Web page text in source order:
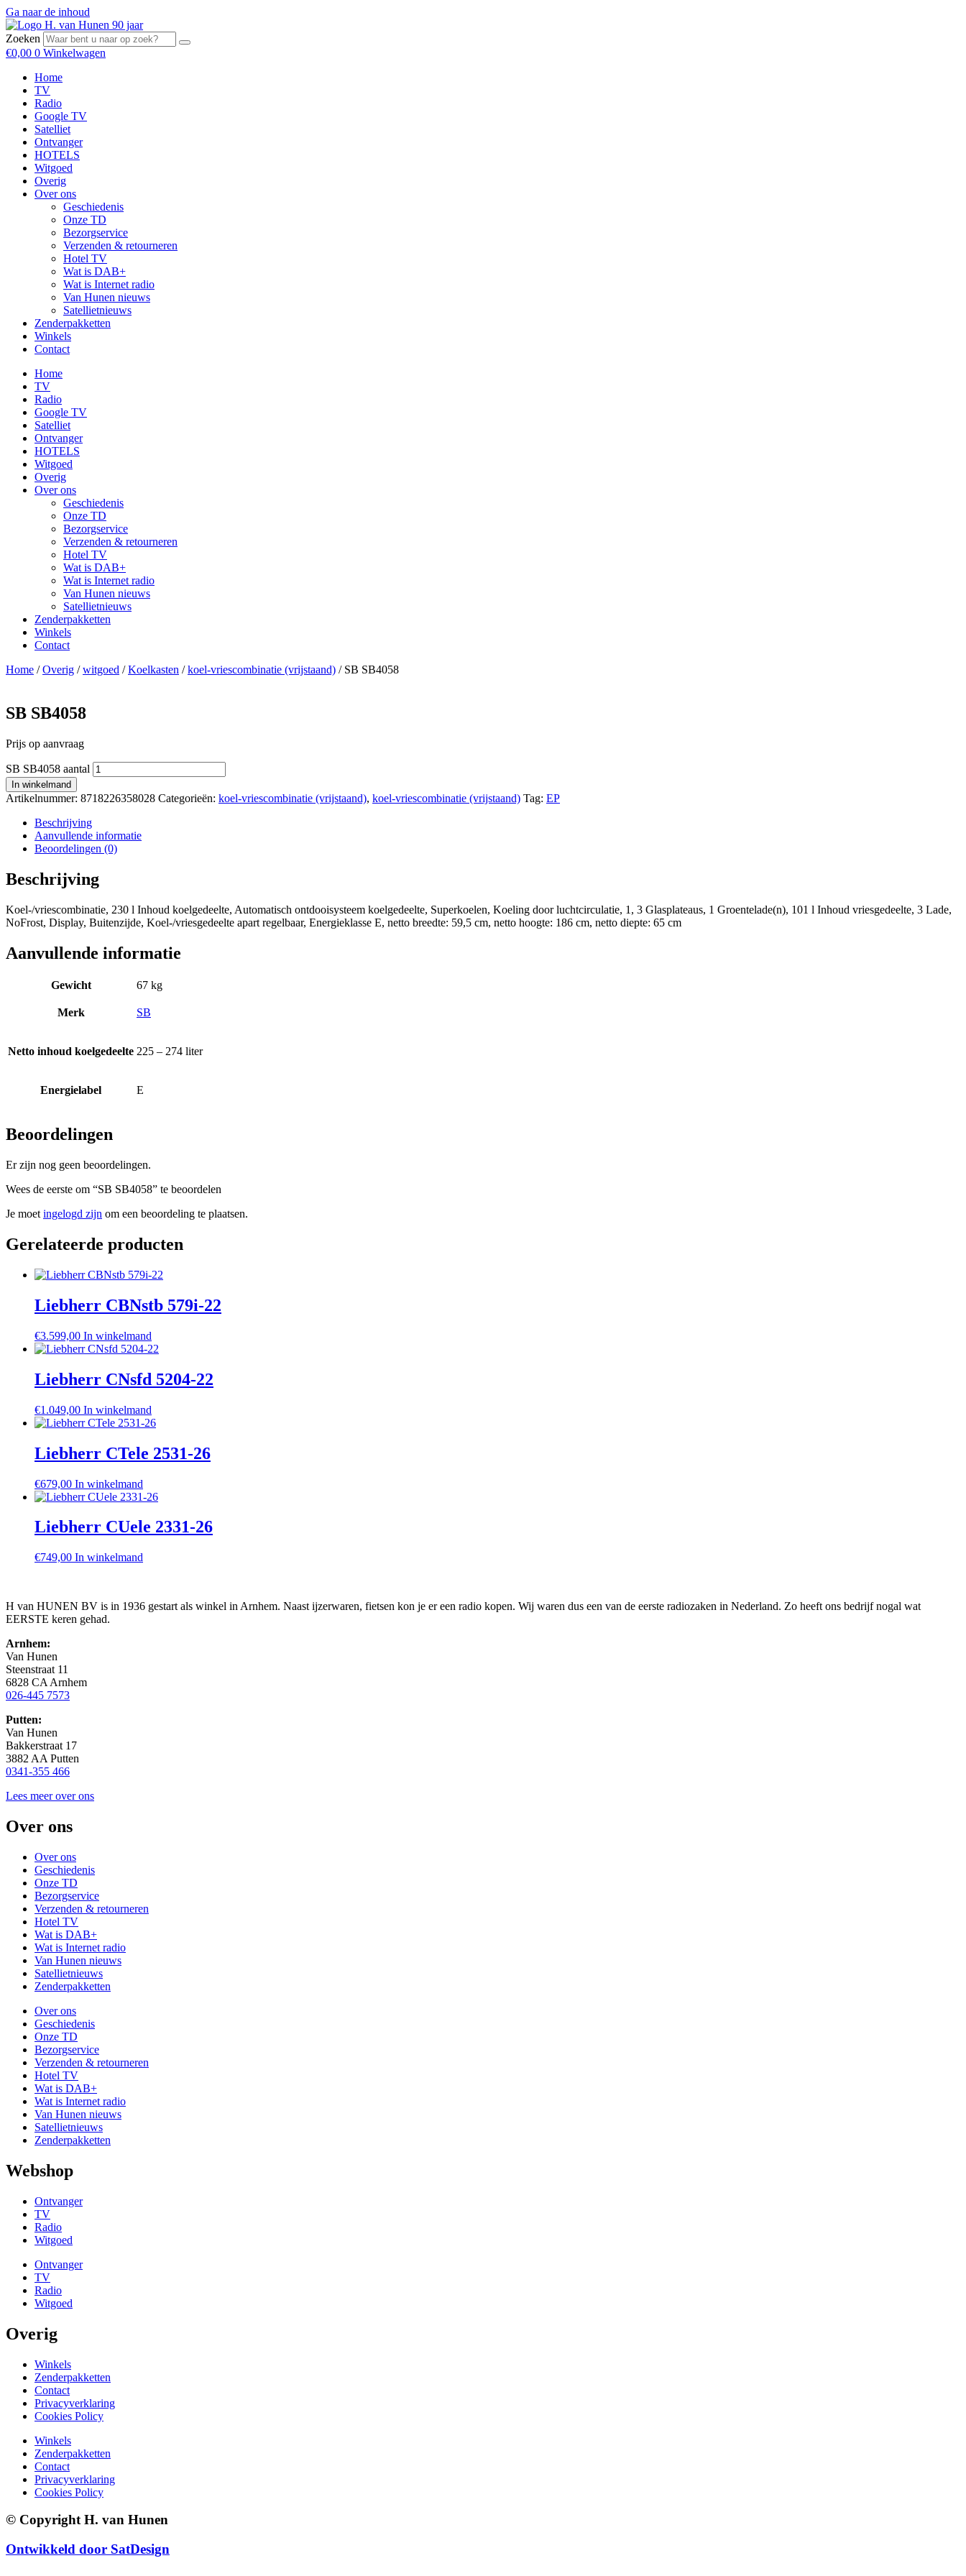
Ga naar de inhoud
Zoeken
€0,00 0 Winkelwagen
Home
TV
Radio
Google TV
Satelliet
Ontvanger
HOTELS
Witgoed
Overig
Over ons
Geschiedenis
Onze TD
Bezorgservice
Verzenden & retourneren
Hotel TV
Wat is DAB+
Wat is Internet radio
Van Hunen nieuws
Satellietnieuws
Zenderpakketten
Winkels
Contact
Home
TV
Radio
Google TV
Satelliet
Ontvanger
HOTELS
Witgoed
Overig
Over ons
Geschiedenis
Onze TD
Bezorgservice
Verzenden & retourneren
Hotel TV
Wat is DAB+
Wat is Internet radio
Van Hunen nieuws
Satellietnieuws
Zenderpakketten
Winkels
Contact
Home /Overig /witgoed /Koelkasten /koel-vriescombinatie (vrijstaand) / SB SB4058
SB SB4058
Prijs op aanvraag
SB SB4058 aantal
In winkelmand
Artikelnummer: 8718226358028 Categorieën: koel-vriescombinatie (vrijstaand), koel-vriescombinatie (vrijstaand) Tag: EP
Beschrijving
Aanvullende informatie
Beoordelingen (0)
Beschrijving
Koel-/vriescombinatie, 230 l Inhoud koelgedeelte, Automatisch ontdooisysteem koelgedeelte, Superkoelen, Koeling door luchtcirculatie, 1, 3 Glasplateaus, 1 Groentelade(n), 101 l Inhoud vriesgedeelte, 3 Lade,
NoFrost, Display, Buitenzijde, Koel-/vriesgedeelte apart regelbaar, Energieklasse E, netto breedte: 59,5 cm, netto hoogte: 186 cm, netto diepte: 65 cm
Aanvullende informatie
Gewicht 67 kg
Merk SB
Netto inhoud koelgedeelte 225 – 274 liter
Energielabel E
Beoordelingen
Er zijn nog geen beoordelingen.
Wees de eerste om “SB SB4058” te beoordelen
Je moet ingelogd zijn om een beoordeling te plaatsen.
Gerelateerde producten
Liebherr CBNstb 579i-22
€3.599,00 In winkelmand
Liebherr CNsfd 5204-22
€1.049,00 In winkelmand
Liebherr CTele 2531-26
€679,00 In winkelmand
Liebherr CUele 2331-26
€749,00 In winkelmand
H van HUNEN BV is in 1936 gestart als winkel in Arnhem. Naast ijzerwaren, fietsen kon je er een radio kopen. Wij waren dus een van de eerste radiozaken in Nederland. Zo heeft ons bedrijf nogal wat
EERSTE keren gehad.
Arnhem:
Van Hunen
Steenstraat 11
6828 CA Arnhem
026-445 7573
Putten:
Van Hunen
Bakkerstraat 17
3882 AA Putten
0341-355 466
Lees meer over ons
Over ons
Over ons
Geschiedenis
Onze TD
Bezorgservice
Verzenden & retourneren
Hotel TV
Wat is DAB+
Wat is Internet radio
Van Hunen nieuws
Satellietnieuws
Zenderpakketten
Over ons
Geschiedenis
Onze TD
Bezorgservice
Verzenden & retourneren
Hotel TV
Wat is DAB+
Wat is Internet radio
Van Hunen nieuws
Satellietnieuws
Zenderpakketten
Webshop
Ontvanger
TV
Radio
Witgoed
Ontvanger
TV
Radio
Witgoed
Overig
Winkels
Zenderpakketten
Contact
Privacyverklaring
Cookies Policy
Winkels
Zenderpakketten
Contact
Privacyverklaring
Cookies Policy
© Copyright H. van Hunen
Ontwikkeld door SatDesign